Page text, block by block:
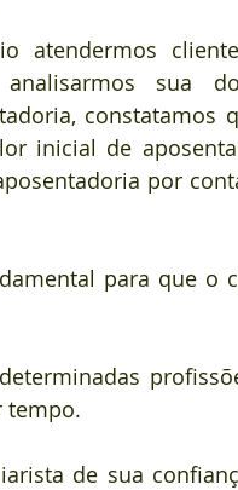
sua
constatamos
inicial de
por
para que o
tempo.
de sua